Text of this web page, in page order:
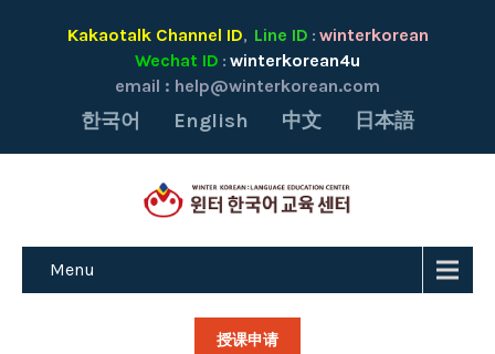
Kakaotalk Channel ID, Line ID : winterkorean
Wechat ID : winterkorean4u
email : help@winterkorean.com
한국어 English 中文 日本語
Menu
授课申请